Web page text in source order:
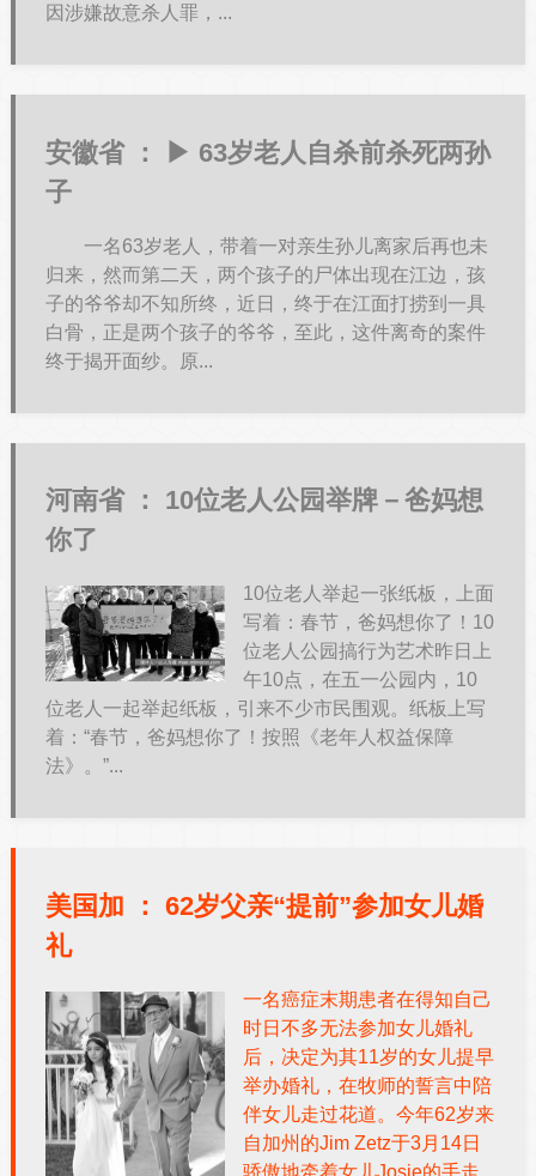
因涉嫌故意杀人罪，...
安徽省 ：
▶ 63岁老人自杀前杀死两孙
子
一名63岁老人，带着一对亲生孙儿离家后再也未
归来，然而第二天，两个孩子的尸体出现在江边，孩
子的爷爷却不知所终，近日，终于在江面打捞到一具
白骨，正是两个孩子的爷爷，至此，这件离奇的案件
终于揭开面纱。原...
河南省 ：
10位老人公园举牌－爸妈想
你了
10位老人举起一张纸板，上面
写着：春节，爸妈想你了！10
位老人公园搞行为艺术昨日上
午10点，在五一公园内，10
位老人一起举起纸板，引来不少市民围观。纸板上写
着：“春节，爸妈想你了！按照《老年人权益保障
法》。”...
美国加 ： 62岁父亲“提前”参加女儿婚
礼
一名癌症末期患者在得知自己
时日不多无法参加女儿婚礼
后，决定为其11岁的女儿提早
举办婚礼，在牧师的誓言中陪
伴女儿走过花道。今年62岁来
自加州的Jim Zetz于3月14日
骄傲地牵着女儿Josie的手走